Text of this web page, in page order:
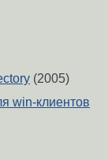
(2005)
win-клиентов